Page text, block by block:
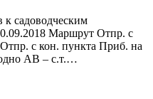
к садоводческим
Маршрут Отпр. с
с кон. пункта Приб. на
АВ – с.т.…